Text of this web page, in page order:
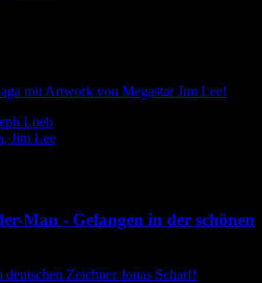
mit Artwork von Megastar Jim Lee!
Loeb
Jim Lee
Man - Gefangen in der schönen
Zeichner Jonas Scharf!